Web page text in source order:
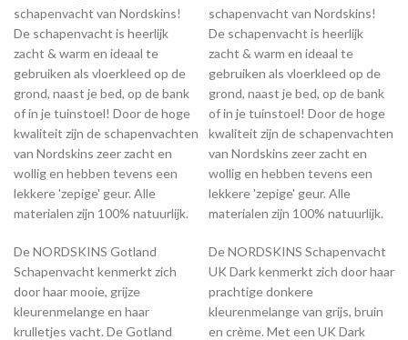
schapenvacht van Nordskins!
De schapenvacht is heerlijk
zacht & warm en ideaal te
gebruiken als vloerkleed op de
grond, naast je bed, op de bank
of in je tuinstoel! Door de hoge
kwaliteit zijn de schapenvachten
van Nordskins zeer zacht en
wollig en hebben tevens een
lekkere 'zepige' geur. Alle
materialen zijn 100% natuurlijk.
De NORDSKINS Gotland
Schapenvacht kenmerkt zich
door haar mooie, grijze
kleurenmelange en haar
krulletjes vacht. De Gotland
€89.00.€79.00.
schapenvacht van Nordskins!
De schapenvacht is heerlijk
zacht & warm en ideaal te
gebruiken als vloerkleed op de
grond, naast je bed, op de bank
of in je tuinstoel! Door de hoge
kwaliteit zijn de schapenvachten
van Nordskins zeer zacht en
wollig en hebben tevens een
lekkere 'zepige' geur. Alle
materialen zijn 100% natuurlijk.
De NORDSKINS Schapenvacht
UK Dark kenmerkt zich door haar
prachtige donkere
kleurenmelange van grijs, bruin
en crème. Met een UK Dark